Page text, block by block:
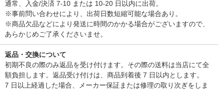
通常、入金/決済 7-10 または 10-20 日以内に出荷。
※事前問い合わせにより、出荷日数短縮可能な場合あり。
※商品欠品などにより発送に時間のかかる場合がございますので、
あらかじめご了承くださいませ。
返品・交換について
初期不良の際のみ返品を受け付けます。その際の送料は当店にて全
額負担します。返品受け付けは、商品到着後 7 日以内とします。
7 日以上経過した場合、メーカー保証または修理の取り次ぎをしま